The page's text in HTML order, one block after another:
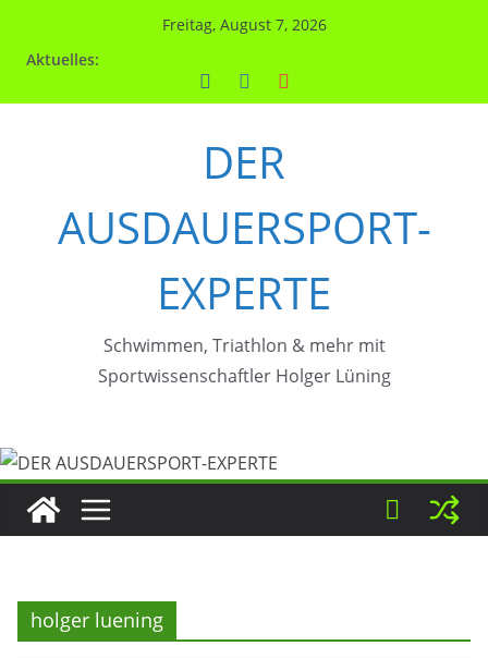
Freitag, August 7, 2026
Aktuelles:
DER
AUSDAUERSPORT-
EXPERTE
Schwimmen, Triathlon & mehr mit
Sportwissenschaftler Holger Lüning
holger luening